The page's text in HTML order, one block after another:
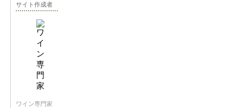
サイト作成者
ワイン専門家